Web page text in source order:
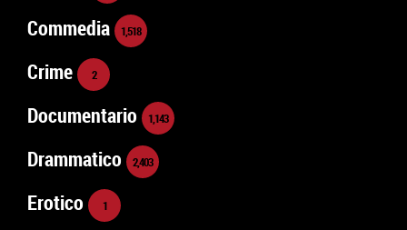
Commedia 1,518
Crime 2
Documentario 1,143
Drammatico 2,403
Erotico 1